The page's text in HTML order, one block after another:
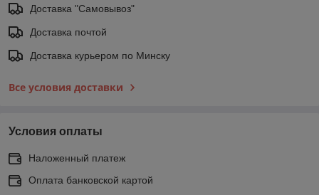
Доставка "Самовывоз"
Доставка почтой
Доставка курьером по Минску
Все условия доставки
Условия оплаты
Наложенный платеж
Оплата банковской картой